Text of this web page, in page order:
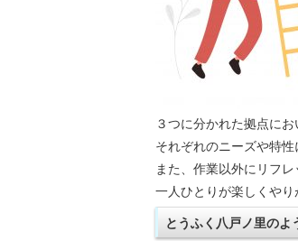
３つに分かれた拠点にお
それぞれのニーズや特
また、作業以外にリフ
一人ひとりが楽しくやり
とうふく八戸ノ里のよ